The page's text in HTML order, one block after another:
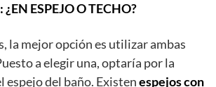
ESPEJO O TECHO?
la mejor opción es utilizar ambas
a elegir una, optaría por la
espejo del baño. Existenespejos con